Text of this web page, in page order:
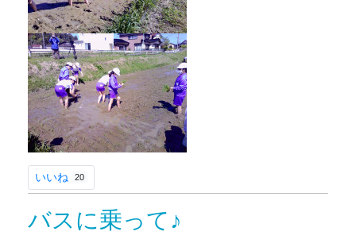
いいね 20
バスに乗って♪